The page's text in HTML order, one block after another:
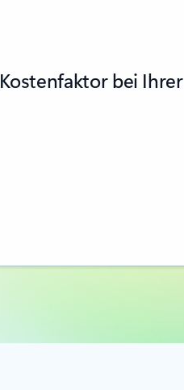
bei Ihrer